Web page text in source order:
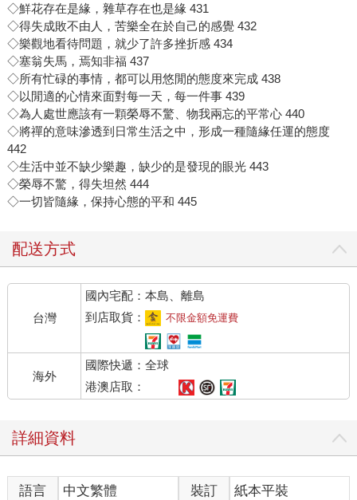
◇鮮花存在是緣，雜草存在也是緣 431
◇得失成敗不由人，苦樂全在於自己的感覺 432
◇樂觀地看待問題，就少了許多挫折感 434
◇塞翁失馬，焉知非福 437
◇所有忙碌的事情，都可以用悠閒的態度來完成 438
◇以閒適的心情來面對每一天，每一件事 439
◇為人處世應該有一顆榮辱不驚、物我兩忘的平常心 440
◇將禪的意味滲透到日常生活之中，形成一種隨緣任運的態度
442
◇生活中並不缺少樂趣，缺少的是發現的眼光 443
◇榮辱不驚，得失坦然 444
◇一切皆隨緣，保持心態的平和 445
配送方式
台灣
國內宅配：本島、離島
到店取貨：
不限金額免運費
海外
國際快遞：全球
港澳店取：
詳細資料
語言 中文繁體 裝訂
紙本平裝